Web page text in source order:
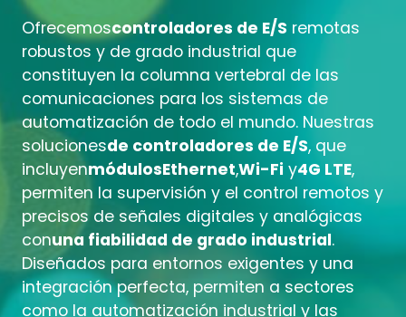
Ofrecemoscontroladores de E/S remotas
robustos y de grado industrial que
constituyen la columna vertebral de las
comunicaciones para los sistemas de
automatización de todo el mundo. Nuestras
solucionesde controladores de E/S, que
incluyenmódulosEthernet,Wi-Fi y4G LTE,
permiten la supervisión y el control remotos y
precisos de señales digitales y analógicas
conuna fiabilidad de grado industrial.
Diseñados para entornos exigentes y una
integración perfecta, permiten a sectores
como la automatización industrial y las